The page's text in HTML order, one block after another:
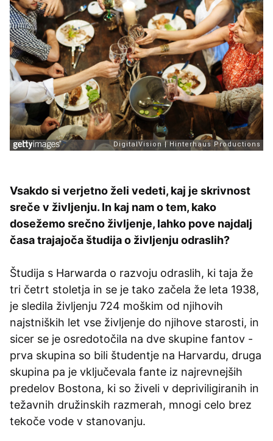
Vsakdo si verjetno želi vedeti, kaj je skrivnost
sreče v življenju. In kaj nam o tem, kako
dosežemo srečno življenje, lahko pove najdalj
časa trajajoča študija o življenju odraslih?
Študija s Harwarda o razvoju odraslih, ki taja že
tri četrt stoletja in se je tako začela že leta 1938,
je sledila življenju 724 moškim od njihovih
najstniških let vse življenje do njihove starosti, in
sicer se je osredotočila na dve skupine fantov -
prva skupina so bili študentje na Harvardu, druga
skupina pa je vključevala fante iz najrevnejših
predelov Bostona, ki so živeli v depriviligiranih in
težavnih družinskih razmerah, mnogi celo brez
tekoče vode v stanovanju.